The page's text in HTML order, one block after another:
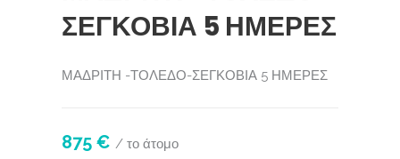
ΣΕΓΚΟΒΙΑ 5 ΗΜΕΡΕΣ
ΜΑΔΡΙΤΗ -ΤΟΛΕΔΟ-ΣΕΓΚΟΒΙΑ 5 ΗΜΕΡΕΣ
875 € / το άτομο